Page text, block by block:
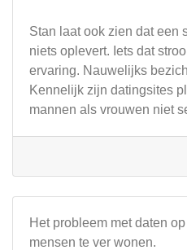
Stan laat ook zien dat een
niets oplevert. Iets dat
ervaring. Nauwelijks
Kennelijk zijn datingsites
mannen als vrouwen niet
Het probleem met daten
mensen te ver wonen.